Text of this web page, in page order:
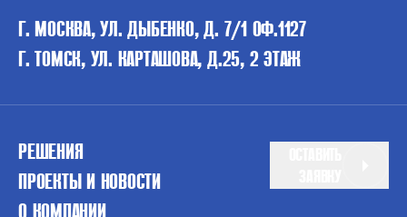
Г. МОСКВА, УЛ. ДЫБЕНКО, Д. 7/1 ОФ.1127
Г. ТОМСК, УЛ. КАРТАШОВА, Д.25, 2 ЭТАЖ
РЕШЕНИЯ
ПРОЕКТЫ И НОВОСТИ
О КОМПАНИИ